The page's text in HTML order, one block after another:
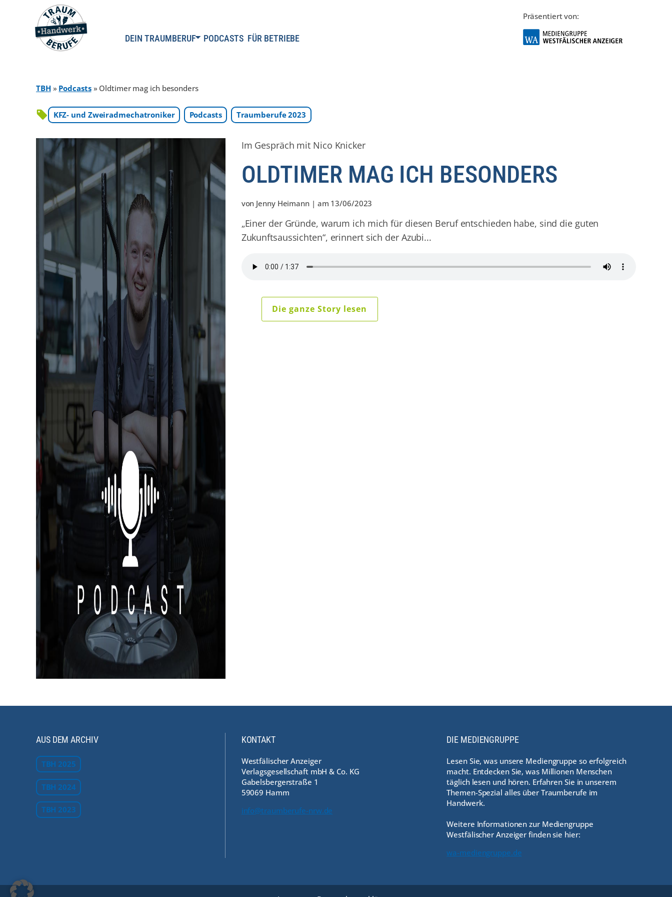
DEIN TRAUMBERUF PODCASTS FÜR BETRIEBE
Präsentiert von:
TBH» Podcasts» Oldtimer mag ich besonders
KFZ- und Zweiradmechatroniker Podcasts Traumberufe 2023
Im Gespräch mit Nico Knicker
OLDTIMER MAG ICH BESONDERS
von Jenny Heimann| am 13/06/2023
„Einer der Gründe, warum ich mich für diesen Beruf entschieden habe, sind die guten
Zukunftsaussichten“, erinnert sich der Azubi...
Die ganze Story lesen
AUS DEM ARCHIV
TBH 2025
TBH 2024
TBH 2023
KONTAKT
Westfälischer Anzeiger
Verlagsgesellschaft mbH & Co. KG
Gabelsbergerstraße 1
59069 Hamm
info@traumberufe-nrw.de
DIE MEDIENGRUPPE
Lesen Sie, was unsere Mediengruppe so erfolgreich
macht. Entdecken Sie, was Millionen Menschen
täglich lesen und hören. Erfahren Sie in unserem
Themen-Spezial alles über Traumberufe im
Handwerk.
Weitere Informationen zur Mediengruppe
Westfälischer Anzeiger finden sie hier:
wa-mediengruppe.de